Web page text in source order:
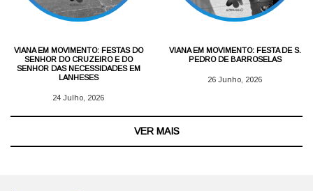
VIANA EM MOVIMENTO: FESTAS DO
SENHOR DO CRUZEIRO E DO
SENHOR DAS NECESSIDADES EM
LANHESES
24 Julho, 2026
VIANA EM MOVIMENTO: FESTA DE S.
PEDRO DE BARROSELAS
26 Junho, 2026
VER MAIS